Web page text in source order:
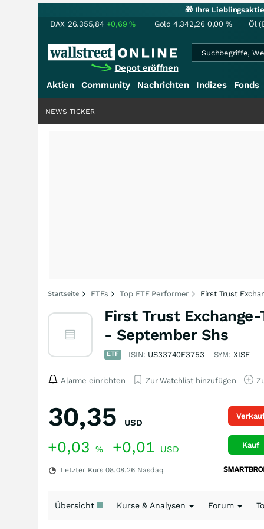
🎁 Ihre
DAX 26.355,84 +0,69% Gold 4.342,26 0,00 % Öl
Depot eröffnen
Aktien Community Nachrichten Indizes Fonds
NEWS TICKER
Startseite ETFs Top ETF Performer First Trust
First Trust
- September Shs
ETF ISIN: US33740F3753 SYM: XISE
Alarme einrichten Zur Watchlist hinzufügen
30,35 USD
+0,03 % +0,01 USD
Letzter Kurs 08.08.26 Nasdaq
Kauf
Übersicht Kurse & Analysen Forum